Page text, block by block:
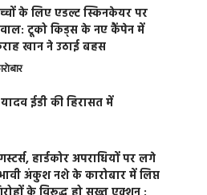
के लिए एडल्ट स्किनकेयर पर
टूको किड्स के नए कैंपेन में
खान ने उठाई बहस
ईडी की हिरासत में
हार्डकोर अपराधियों पर लगे
अंकुश नशे के कारोबार में लिप्त